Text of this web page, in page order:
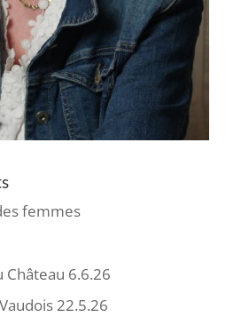
femmes
Château 6.6.26
22.5.26